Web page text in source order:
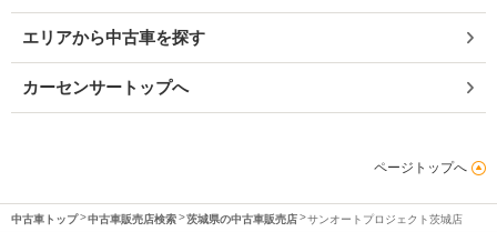
エリアから中古車を探す
カーセンサートップへ
ページトップへ
中古車トップ 中古車販売店検索 茨城県の中古車販売店 サンオートプロジェクト茨城店